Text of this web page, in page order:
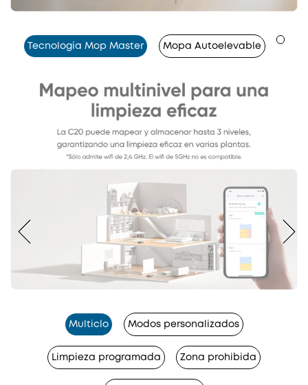
Tecnología Mop Master Mopa Autoelevable
Multiclo Modos personalizados
Limpieza programada Zona prohibida